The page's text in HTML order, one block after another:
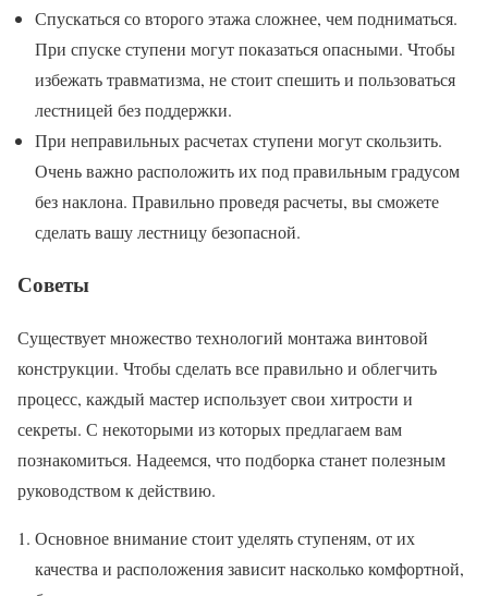
Спускаться со второго этажа сложнее, чем подниматься.
При спуске ступени могут показаться опасными. Чтобы
избежать травматизма, не стоит спешить и пользоваться
лестницей без поддержки.
При неправильных расчетах ступени могут скользить.
Очень важно расположить их под правильным градусом
без наклона. Правильно проведя расчеты, вы сможете
сделать вашу лестницу безопасной.
Советы
Существует множество технологий монтажа винтовой
конструкции. Чтобы сделать все правильно и облегчить
процесс, каждый мастер использует свои хитрости и
секреты. С некоторыми из которых предлагаем вам
познакомиться. Надеемся, что подборка станет полезным
руководством к действию.
Основное внимание стоит уделять ступеням, от их
качества и расположения зависит насколько комфортной,